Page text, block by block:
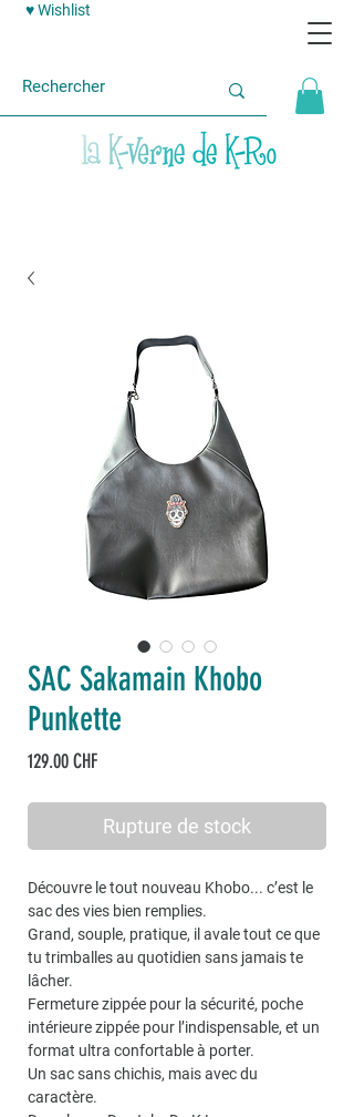
♥ Wishlist
SAC Sakamain Khobo
Punkette
129.00 CHFPrix
Rupture de stock
Découvre le tout nouveau Khobo... c’est le
sac des vies bien remplies.
Grand, souple, pratique, il avale tout ce que
tu trimballes au quotidien sans jamais te
lâcher.
Fermeture zippée pour la sécurité, poche
intérieure zippée pour l’indispensable, et un
format ultra confortable à porter.
Un sac sans chichis, mais avec du
caractère.